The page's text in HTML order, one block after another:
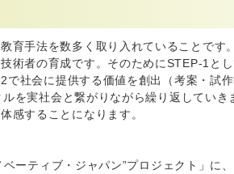
育手法を数多く取り入れていることです。
術者の育成です。そのためにSTEP-1と
社会に提供する価値を創出（考案・試
を実社会と繋がりながら繰り返していき
感することになります。
ーティブ・ジャパン”プロジェクト」に